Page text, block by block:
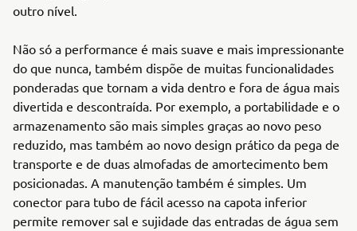
outro nível.
Não só a performance é mais suave e mais impressionante
do que nunca, também dispõe de muitas funcionalidades
ponderadas que tornam a vida dentro e fora de água mais
divertida e descontraída. Por exemplo, a portabilidade e o
armazenamento são mais simples graças ao novo peso
reduzido, mas também ao novo design prático da pega de
transporte e de duas almofadas de amortecimento bem
posicionadas. A manutenção também é simples. Um
conector para tubo de fácil acesso na capota inferior
permite remover sal e sujidade das entradas de água sem